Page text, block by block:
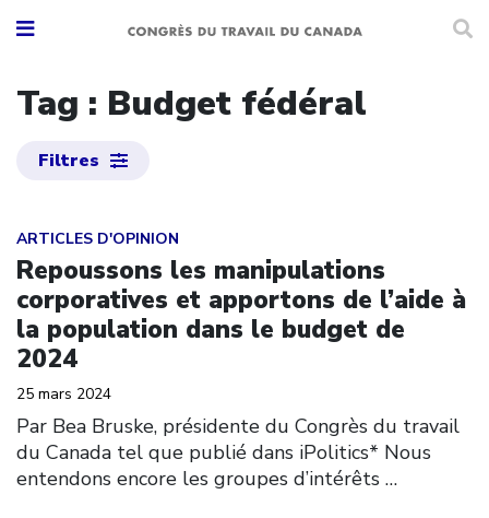
Tag : Budget fédéral
Filtres
ARTICLES D'OPINION
Repoussons les manipulations
corporatives et apportons de l’aide à
la population dans le budget de
2024
25 mars 2024
Par Bea Bruske, présidente du Congrès du travail
du Canada tel que publié dans iPolitics* Nous
entendons encore les groupes d’intérêts …